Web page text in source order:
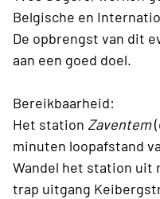
Belgische en
De opbrengst van dit
aan een goed doel.
Bereikbaarheid:
Het station Zaventem
minuten loopafstand
Wandel het station uit
trap uitgang